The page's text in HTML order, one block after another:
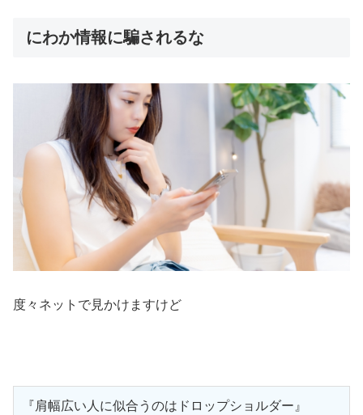
にわか情報に騙されるな
度々ネットで見かけますけど
『肩幅広い人に似合うのはドロップショルダー』